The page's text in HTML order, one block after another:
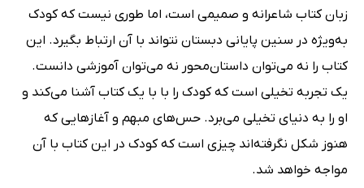
زبان کتاب شاعرانه و صمیمی است، اما طوری نیست که کودک
به‌ویژه در سنین پایانی دبستان نتواند با آن ارتباط بگیرد. این
کتاب را نه می‌توان داستان‌محور نه می‌توان آموزشی دانست.
یک تجربه تخیلی است که کودک را با با یک کتاب آشنا می‌کند و
او را به دنیای تخیلی می‌برد. حس‌های مبهم و آغازهایی که
هنوز شکل نگرفته‌اند چیزی است که کودک در این کتاب با آن
مواجه خواهد شد.